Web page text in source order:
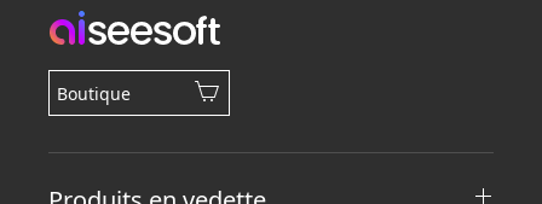
Boutique